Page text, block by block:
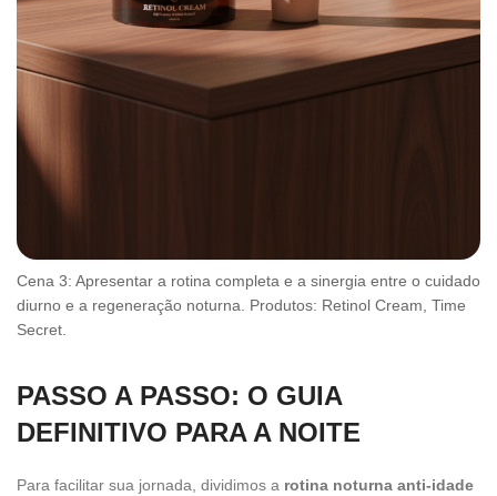
Cena 3: Apresentar a rotina completa e a sinergia entre o cuidado
diurno e a regeneração noturna. Produtos: Retinol Cream, Time
Secret.
PASSO A PASSO: O GUIA
DEFINITIVO PARA A NOITE
Para facilitar sua jornada, dividimos a rotina noturna anti-idade